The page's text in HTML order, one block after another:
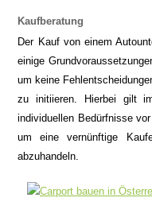
Kaufberatung
Der Kauf von einem
einige
um keine
zu initiieren. Hierbei gilt
individuellen Bedürfnisse
um eine vernünftige
abzuhandeln.